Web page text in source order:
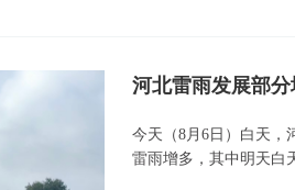
河北雷雨发展部
今天（8月6日）白天，
雷雨增多，其中明天白